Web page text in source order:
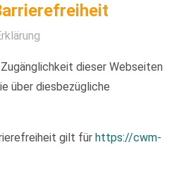
dieser Webseiten
über diesbezügliche
gilt für https://cwm-